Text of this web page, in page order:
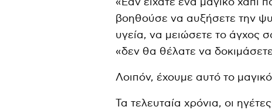
βοηθούσε να αυξήσετε την
υγεία, να μειώσετε το άγχος
«δεν θα θέλατε να
Λοιπόν, έχουμε αυτό το
Τα τελευταία χρόνια, οι